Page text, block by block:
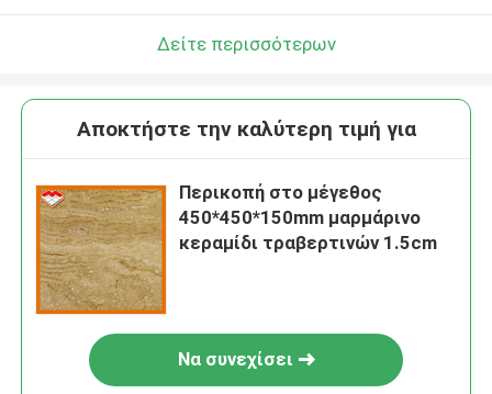
Δείτε περισσότερων
Αποκτήστε την καλύτερη τιμή για
Περικοπή στο μέγεθος
450*450*150mm μαρμάρινο
κεραμίδι τραβερτινών 1.5cm
Να συνεχίσει